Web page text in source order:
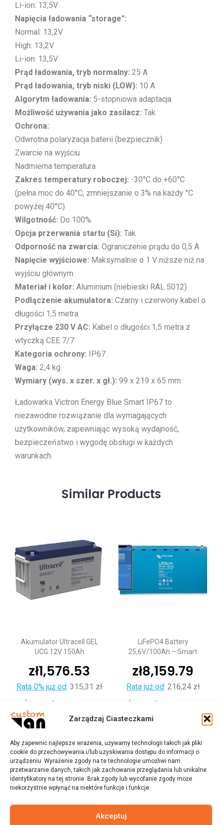
Zarządzaj Ciasteczkami
Aby zapewnić najlepsze wrażenia, używamy technologii takich jak pliki
cookie do przechowywania i/lub uzyskiwania dostępu do informacji o
urządzeniu. Wyrażenie zgody na te technologie umożliwi nam
przetwarzanie danych, takich jak zachowanie przeglądania lub unikalne
identyfikatory na tej stronie. Brak zgody lub wycofanie zgody może
niekorzystnie wpłynąć na niektóre funkcje i funkcje.
Akceptuj
Li-ion: 13,5V
Napięcia ładowania “storage”:
Normal: 13,2V
High: 13,2V
Li-ion: 13,5V
Prąd ładowania, tryb normalny: 25 A
Prąd ładowania, tryb niski (LOW): 10 A
Algorytm ładowania: 5-stopniowa adaptacja
Możliwość używania jako zasilacz: Tak
Ochrona:
Odwrotna polaryzacja baterii (bezpiecznik)
Zwarcie na wyjściu
Nadmierna temperatura
Zakres temperatury roboczej: -30°C do +60°C
(pełna moc do 40°C, zmniejszanie o 3% na każdy °C
powyżej 40°C)
Wilgotność: Do 100%
Opcja przerwania startu (Si): Tak
Odporność na zwarcia: Ograniczenie prądu do 0,5 A
Napięcie wyjściowe: Maksymalnie o 1 V niższe niż na
wyjściu głównym
Materiał i kolor: Aluminium (niebieski RAL 5012)
Podłączenie akumulatora: Czarny i czerwony kabel o
długości 1,5 metra
Przyłącze 230 V AC: Kabel o długości 1,5 metra z
wtyczką CEE 7/7
Kategoria ochrony: IP67
Waga: 2,4 kg
Wymiary (wys. x szer. x gł.): 99 x 219 x 65 mm
Ładowarka Victron Energy Blue Smart IP67 to
niezawodne rozwiązanie dla wymagających
użytkowników, zapewniając wysoką wydajność,
bezpieczeństwo i wygodę obsługi w każdych
warunkach.
Similar Products
Akumulator Ultracell GEL
UCG 12V 150Ah
zł1,576.53
Rata 0% już od: 315,31 zł
LiFePO4 Battery
25,6V/100Ah – Smart
zł8,159.79
Rata już od: 216,24 zł